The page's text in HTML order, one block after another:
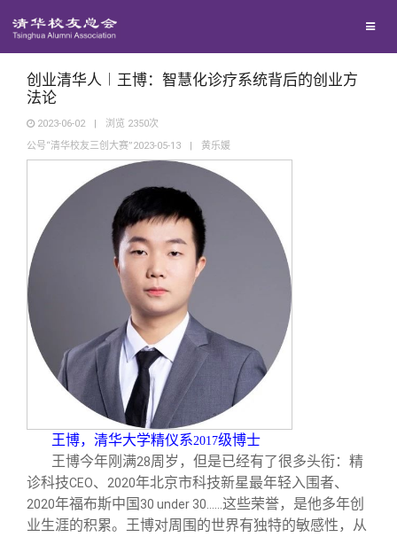
西南联大校友会
义工计划
新媒体平台
青春风采
校友文苑
校友讲坛
校友视界
校友服务
终身学习
信息化服务
三创大赛
实用信息
校友总会
总会简介
会长致辞
总会章程
关闭
创业清华人︱王博：智慧化诊疗系统背后的创业方
法论
2023-06-02 | 浏览 2350次
公号“清华校友三创大赛”2023-05-13
| 黄乐媛
王博，清华大学精仪系2017级博士
王博今年刚满28周岁，但是已经有了很多头衔：精
诊科技CEO、 2020年北京市科技新星最年轻入围者、
2020年福布斯中国 30 under 30……这些荣誉，是他多年创
业生涯的积累。王博对周围的世界有独特的敏感性，从